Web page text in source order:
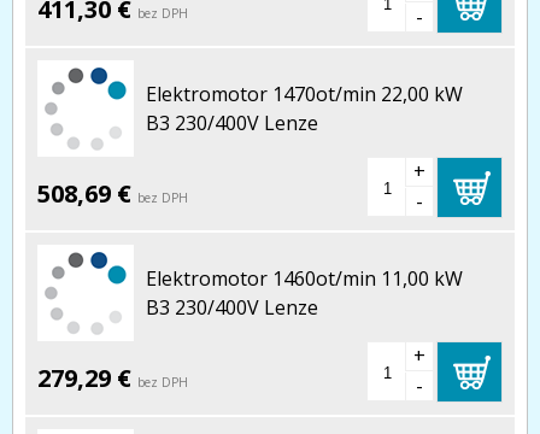
411,30 € bez DPH
-
Elektromotor 1470ot/min 22,00 kW
B3 230/400V Lenze
508,69 € bez DPH
+
-
Elektromotor 1460ot/min 11,00 kW
B3 230/400V Lenze
279,29 € bez DPH
+
-